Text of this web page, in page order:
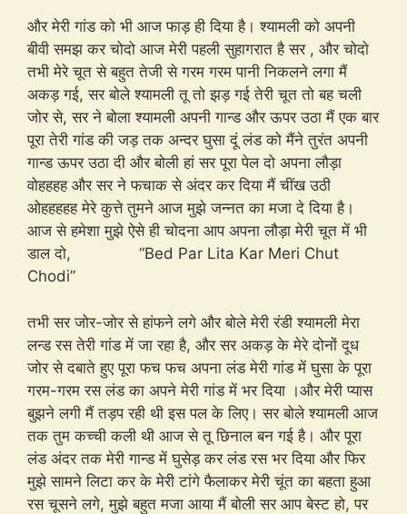
और मेरी गांड को भी आज फाड़ ही दिया है। श्यामली को अपनी
बीवी समझ कर चोदो आज मेरी पहली सुहागरात है सर , और चोदो
तभी मेरे चूत से बहुत तेजी से गरम गरम पानी निकलने लगा मैं
अकड़ गई, सर बोले श्यामली तू तो झड़ गई तेरी चूत तो बह चली
जोर से, सर ने बोला श्यामली अपनी गान्ड और ऊपर उठा मैं एक बार
पूरा तेरी गांड की जड़ तक अन्दर घुसा दूं लंड को मैंने तुरंत अपनी
गान्ड ऊपर उठा दी और बोली हां सर पूरा पेल दो अपना लौड़ा
वोहहहह और सर ने फचाक से अंदर कर दिया मैं चींख उठी
ओहहहहह मेरे कुत्ते तुमने आज मुझे जन्नत का मजा दे दिया है।
आज से हमेशा मुझे ऐसे ही चोदना आप अपना लौड़ा मेरी चूत में भी
डाल दो, “Bed Par Lita Kar Meri Chut
Chodi”
तभी सर जोर-जोर से हांफने लगे और बोले मेरी रंडी श्यामली मेरा
लन्ड रस तेरी गांड में जा रहा है, और सर अकड़ के मेरे दोनों दूध
जोर से दबाते हुए पूरा फच फच अपना लंड मेरी गांड में घुसा के पूरा
गरम-गरम रस लंड का अपने मेरी गांड में भर दिया ।और मेरी प्यास
बुझने लगी मैं तड़प रही थी इस पल के लिए। सर बोले श्यामली आज
तक तुम कच्ची कली थी आज से तू छिनाल बन गई है। और पूरा
लंड अंदर तक मेरी गान्ड में घुसेड़ कर लंड रस भर दिया और फिर
मुझे सामने लिटा कर के मेरी टांगे फैलाकर मेरी चूंत का बहता हुआ
रस चूसने लगे, मुझे बहुत मजा आया मैं बोली सर आप बेस्ट हो, पर